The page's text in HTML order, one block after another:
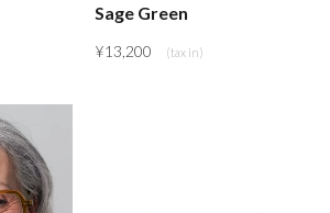
Sage Green
¥13,200